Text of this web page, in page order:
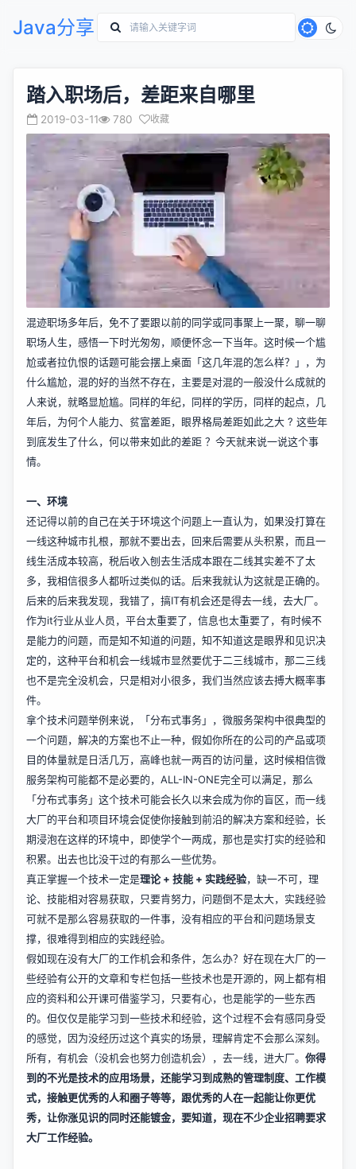
Java分享
踏入职场后，差距来自哪里
2019-03-11 780 收藏
混迹职场多年后，免不了要跟以前的同学或同事聚上一聚，聊一聊
职场人生，感悟一下时光匆匆，顺便怀念一下当年。这时候一个尴
尬或者拉仇恨的话题可能会摆上桌面「这几年混的怎么样？」，为
什么尴尬，混的好的当然不存在，主要是对混的一般没什么成就的
人来说，就略显尬尴。同样的年纪，同样的学历，同样的起点，几
年后，为何个人能力、贫富差距，眼界格局差距如此之大 ? 这些年
到底发生了什么，何以带来如此的差距 ？今天就来说一说这个事
情。
一、环境
还记得以前的自己在关于环境这个问题上一直认为，如果没打算在
一线这种城市扎根，那就不要出去，回来后需要从头积累，而且一
线生活成本较高，税后收入刨去生活成本跟在二线其实差不了太
多，我相信很多人都听过类似的话。后来我就认为这就是正确的。
后来的后来我发现，我错了，搞IT有机会还是得去一线，去大厂。
作为it行业从业人员，平台太重要了，信息也太重要了，有时候不
是能力的问题，而是知不知道的问题，知不知道这是眼界和见识决
定的，这种平台和机会一线城市显然要优于二三线城市，那二三线
也不是完全没机会，只是相对小很多，我们当然应该去搏大概率事
件。
拿个技术问题举例来说，「分布式事务」，微服务架构中很典型的
一个问题，解决的方案也不止一种，假如你所在的公司的产品或项
目的体量就是日活几万，高峰也就一两百的访问量，这时候相信微
服务架构可能都不是必要的，ALL-IN-ONE完全可以满足，那么
「分布式事务」这个技术可能会长久以来会成为你的盲区，而一线
大厂的平台和项目环境会促使你接触到前沿的解决方案和经验，长
期浸泡在这样的环境中，即使学个一两成，那也是实打实的经验和
积累。出去也比没干过的有那么一些优势。
真正掌握一个技术一定是理论 + 技能 + 实践经验，缺一不可，理
论、技能相对容易获取，只要肯努力，问题倒不是太大，实践经验
可就不是那么容易获取的一件事，没有相应的平台和问题场景支
撑，很难得到相应的实践经验。
假如现在没有大厂的工作机会和条件，怎么办？好在现在大厂的一
些经验有公开的文章和专栏包括一些技术也是开源的，网上都有相
应的资料和公开课可借鉴学习，只要有心，也是能学的一些东西
的。但仅仅是能学习到一些技术和经验，这个过程不会有感同身受
的感觉，因为没经历过这个真实的场景，理解肯定不会那么深刻。
所有，有机会（没机会也努力创造机会），去一线，进大厂。 你得
到的不光是技术的应用场景，还能学习到成熟的管理制度、工作模
式，接触更优秀的人和圈子等等，跟优秀的人在一起能让你更优
秀，让你涨见识的同时还能镀金，要知道，现在不少企业招聘要求
大厂工作经验。